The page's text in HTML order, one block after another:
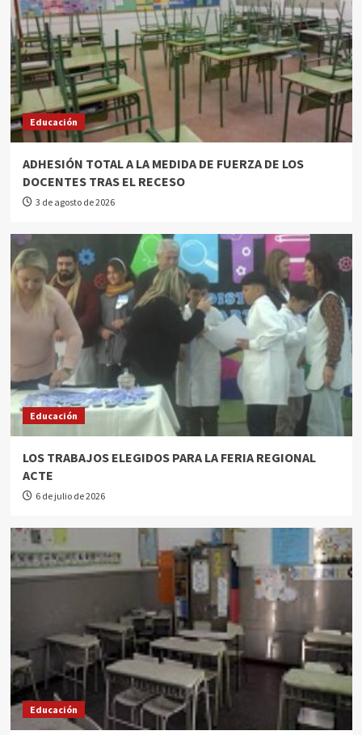
Educación
ADHESIÓN TOTAL A LA MEDIDA DE FUERZA DE LOS
DOCENTES TRAS EL RECESO
3 de agosto de 2026
Educación
LOS TRABAJOS ELEGIDOS PARA LA FERIA REGIONAL
ACTE
6 de julio de 2026
Educación